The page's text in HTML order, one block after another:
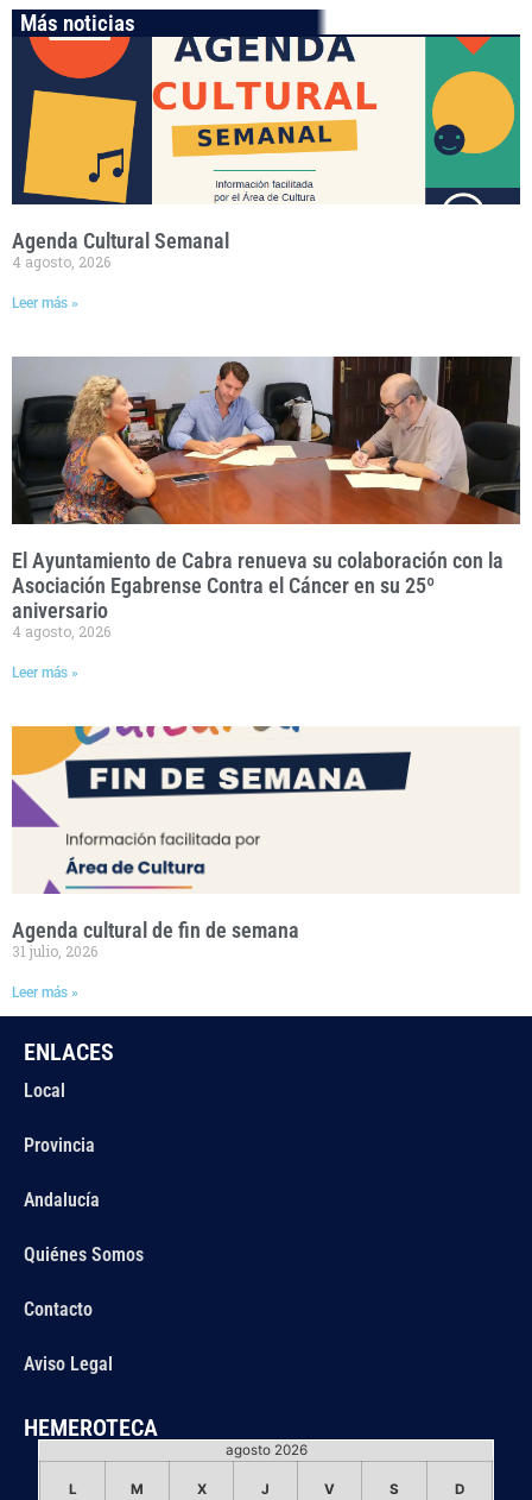
Más noticias
Agenda Cultural Semanal
4 agosto, 2026
Leer más »
El Ayuntamiento de Cabra renueva su colaboración con la
Asociación Egabrense Contra el Cáncer en su 25º
aniversario
4 agosto, 2026
Leer más »
Agenda cultural de fin de semana
31 julio, 2026
Leer más »
ENLACES
Local
Provincia
Andalucía
Quiénes Somos
Contacto
Aviso Legal
HEMEROTECA
agosto 2026
L M X J V S D